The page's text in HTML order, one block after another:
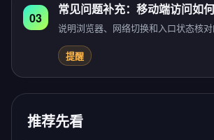
03
常见问题补充：移动端访问如
说明浏览器、网络切换和入口状态核对
提醒
推荐先看